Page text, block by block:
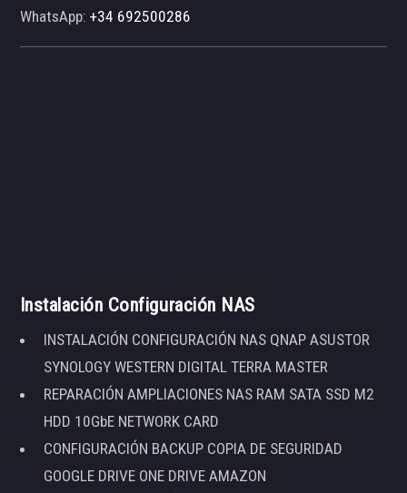
WhatsApp:+34 692500286
Instalación Configuración NAS
INSTALACIÓN CONFIGURACIÓN NAS QNAP ASUSTOR
SYNOLOGY WESTERN DIGITAL TERRA MASTER
REPARACIÓN AMPLIACIONES NAS RAM SATA SSD M2
HDD 10GbE NETWORK CARD
CONFIGURACIÓN BACKUP COPIA DE SEGURIDAD
GOOGLE DRIVE ONE DRIVE AMAZON